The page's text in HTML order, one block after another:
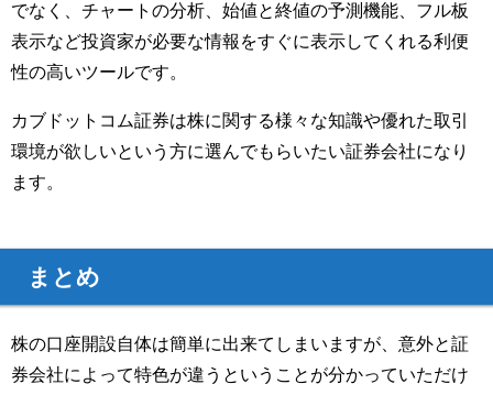
でなく、チャートの分析、始値と終値の予測機能、フル板
表示など投資家が必要な情報をすぐに表示してくれる利便
性の高いツールです。
カブドットコム証券は株に関する様々な知識や優れた取引
環境が欲しいという方に選んでもらいたい証券会社になり
ます。
まとめ
株の口座開設自体は簡単に出来てしまいますが、意外と証
券会社によって特色が違うということが分かっていただけ